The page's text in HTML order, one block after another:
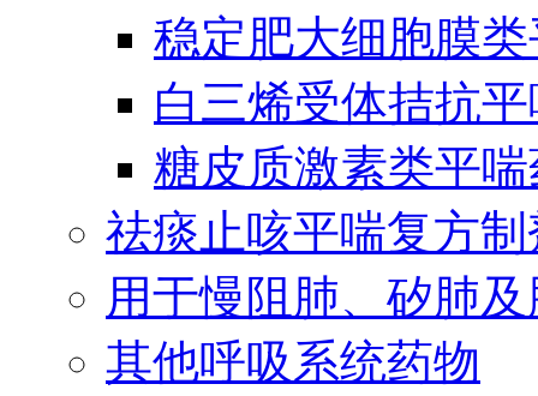
稳定肥大细胞膜
白三烯受体拮抗
糖皮质激素类平
祛痰止咳平喘复方制
用于慢阻肺、矽肺
其他呼吸系统药物